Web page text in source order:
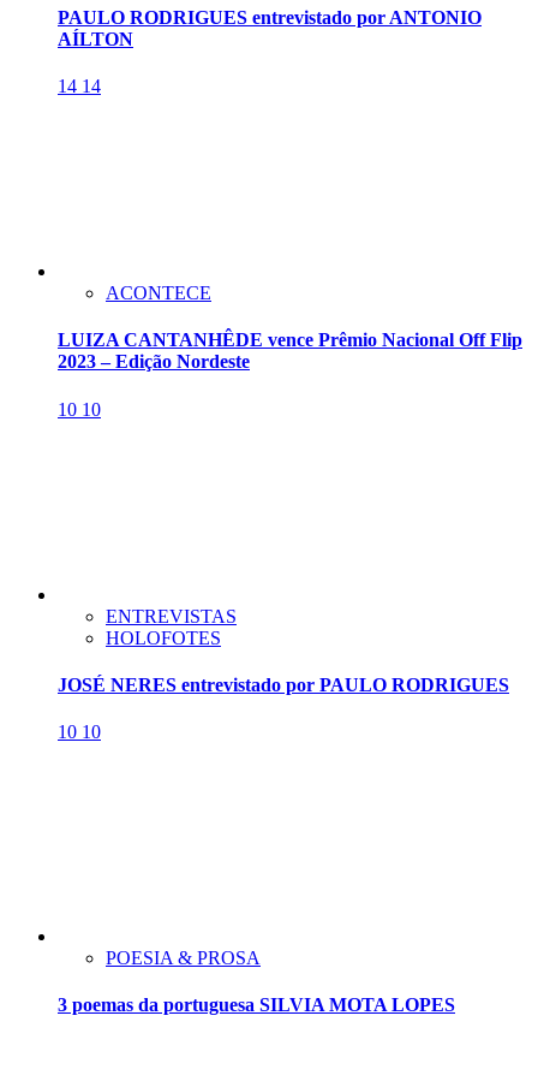
PAULO RODRIGUES entrevistado por ANTONIO
AÍLTON
14 14
ACONTECE
LUIZA CANTANHÊDE vence Prêmio Nacional Off Flip
2023 – Edição Nordeste
10 10
ENTREVISTAS
HOLOFOTES
JOSÉ NERES entrevistado por PAULO RODRIGUES
10 10
POESIA & PROSA
3 poemas da portuguesa SILVIA MOTA LOPES